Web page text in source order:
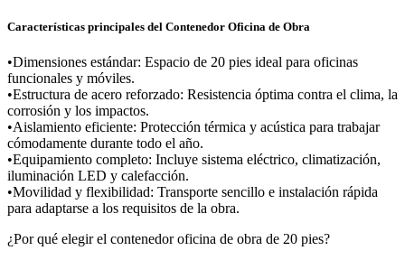
Características principales del Contenedor Oficina de Obra
•Dimensiones estándar: Espacio de 20 pies ideal para oficinas
funcionales y móviles.
•Estructura de acero reforzado: Resistencia óptima contra el clima, la
corrosión y los impactos.
•Aislamiento eficiente: Protección térmica y acústica para trabajar
cómodamente durante todo el año.
•Equipamiento completo: Incluye sistema eléctrico, climatización,
iluminación LED y calefacción.
•Movilidad y flexibilidad: Transporte sencillo e instalación rápida
para adaptarse a los requisitos de la obra.
¿Por qué elegir el contenedor oficina de obra de 20 pies?